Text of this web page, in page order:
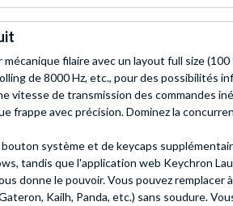
mécanique filaire avec un layout full size
de 8000 Hz, etc., pour des possibilités
vitesse de transmission des commandes
frappe avec précision. Dominez la
système et de keycaps
tandis que l'application web Keychron
donne le pouvoir. Vous pouvez
Kailh, Panda, etc.) sans soudure.